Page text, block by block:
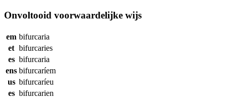
Onvoltooid voorwaardelijke wijs
em bifurcaria
et bifurcaries
es bifurcaria
ens bifurcaríem
us bifurcaríeu
es bifurcarien